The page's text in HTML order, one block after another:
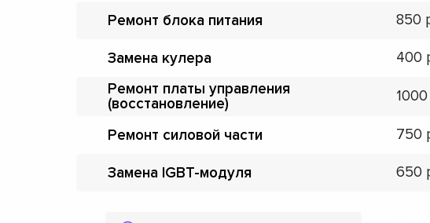
Ремонт блока питания 850
Замена кулера 400
Ремонт платы управления
(восстановление)
1000
Ремонт силовой части 750
Замена IGBT-модуля 650